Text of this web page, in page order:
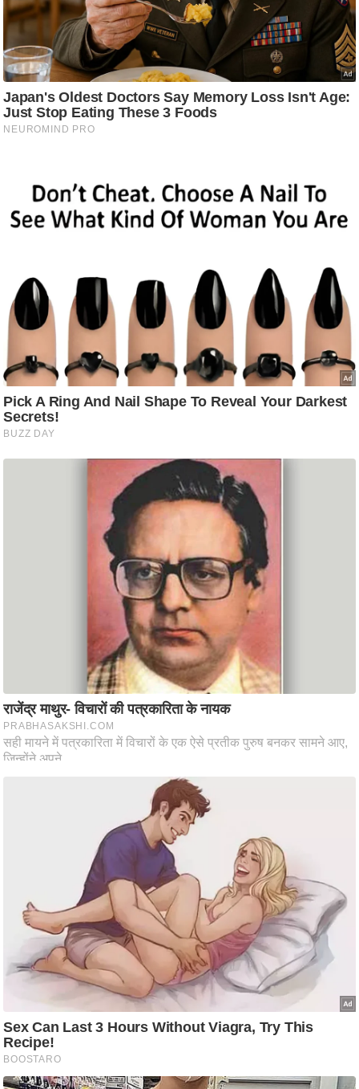
/
फै
श
न
घ
रे
स्खे
प
र्य
स्थ
ल
ट
ने
स
मं
श्ले
ष
ण
मा
तृ
मि
भ
ए
म
.